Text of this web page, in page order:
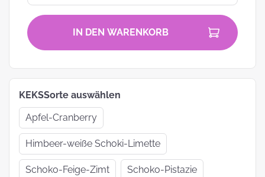
IN DEN WARENKORB
KEKSSorte auswählen
Apfel-Cranberry
Himbeer-weiße Schoki-Limette
Schoko-Feige-Zimt Schoko-Pistazie